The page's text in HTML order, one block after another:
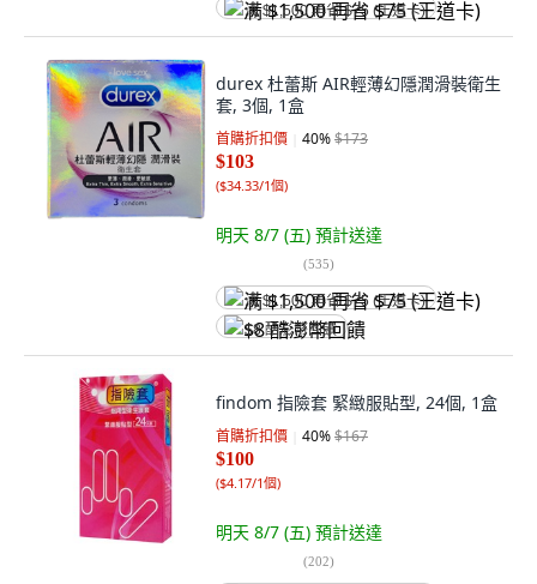
满 $1,500 再省 $75 (王道卡)
durex 杜蕾斯 AIR輕薄幻隱潤滑裝衛生
套, 3個, 1盒
首購折扣價 40%$173
$103
($34.33/1個)
明天 8/7 (五) 預計送達
(535)
满 $1,500 再省 $75 (王道卡)
$8 酷澎幣回饋
findom 指險套 緊緻服貼型, 24個, 1盒
首購折扣價 40%$167
$100
($4.17/1個)
明天 8/7 (五) 預計送達
(202)